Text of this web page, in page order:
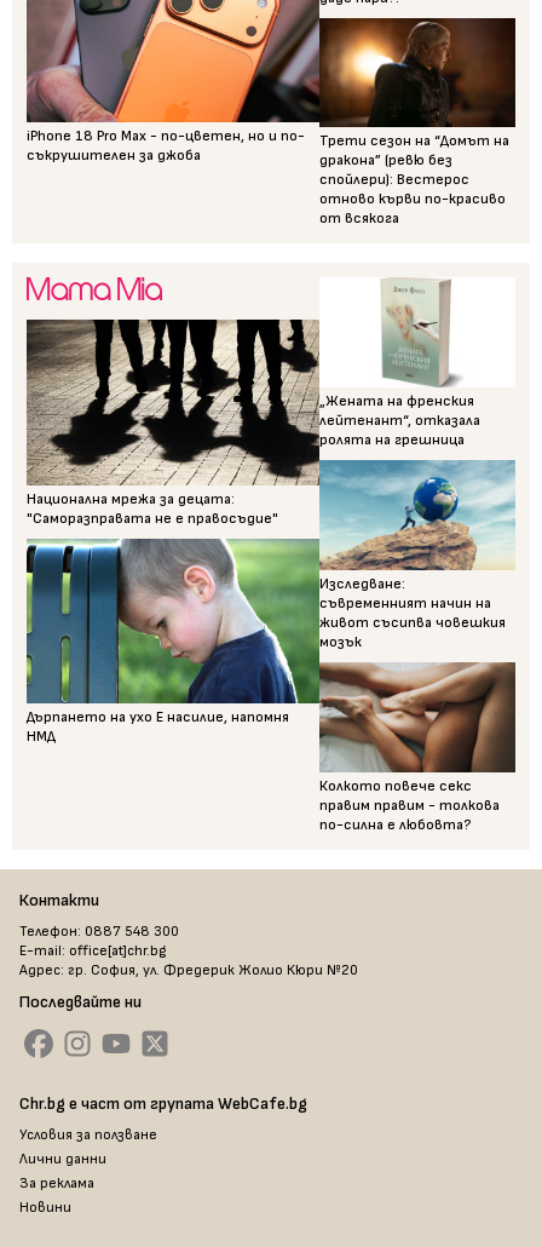
iPhone 18 Pro Max - по-цветен, но и по-
съкрушителен за джоба
Трети сезон на “Домът на
дракона” (ревю без
спойлери): Вестерос
отново кърви по-красиво
от всякога
Национална мрежа за децата:
"Саморазправата не е правосъдие"
Дърпането на ухо Е насилие, напомня
НМД
„Жената на френския
лейтенант“, отказала
ролята на грешница
Изследване:
съвременният начин на
живот съсипва човешкия
мозък
Колкото повече секс
правим правим - толкова
по-силна е любовта?
Контакти
Телефон: 0887 548 300
E-mail: office[at]chr.bg
Адрес: гр. София, ул. Фредерик Жолио Кюри №20
Последвайте ни
Chr.bg е част от групата WebCafe.bg
Условия за ползване
Лични данни
За реклама
Новини